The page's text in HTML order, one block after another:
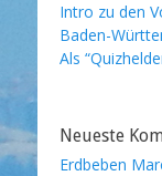
Intro zu den
Baden-
Als
Neueste
Erdbeben